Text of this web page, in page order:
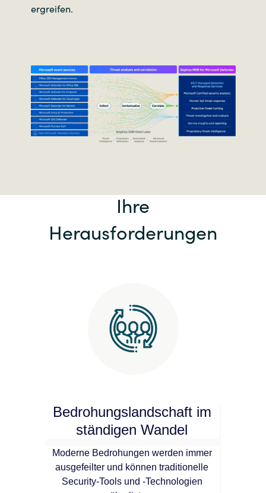
ergreifen.
Ihre
Herausforderungen
Bedrohungslandschaft im
ständigen Wandel
Moderne Bedrohungen werden immer
ausgefeilter und können traditionelle
Security-Tools und -Technologien